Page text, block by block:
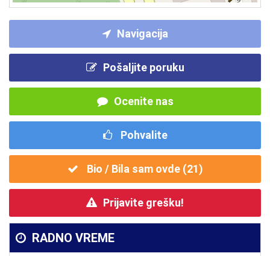
Navigacija
Pošaljite poruku
Ocenite nas
Pohvalite
Bio / Bila sam ovde (21)
Prijavite grešku!
RADNO VREME